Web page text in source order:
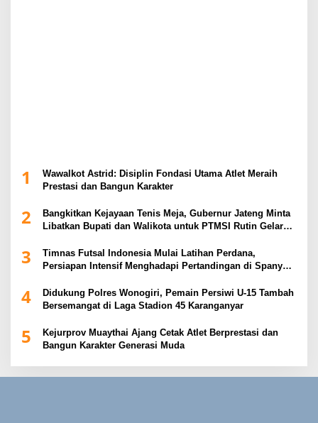
1
Wawalkot Astrid: Disiplin Fondasi Utama Atlet Meraih
Prestasi dan Bangun Karakter
2
Bangkitkan Kejayaan Tenis Meja, Gubernur Jateng Minta
Libatkan Bupati dan Walikota untuk PTMSI Rutin Gelar
3
Timnas Futsal Indonesia Mulai Latihan Perdana,
Persiapan Intensif Menghadapi Pertandingan di Spanyol
4
Didukung Polres Wonogiri, Pemain Persiwi U-15 Tambah
Bersemangat di Laga Stadion 45 Karanganyar
5
Kejurprov Muaythai Ajang Cetak Atlet Berprestasi dan
Bangun Karakter Generasi Muda